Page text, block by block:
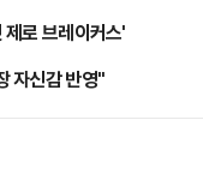
로 브레이커스'
자신감 반영"